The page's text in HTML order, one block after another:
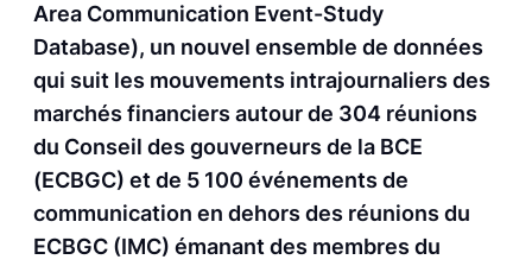
Area Communication Event-Study
Database), un nouvel ensemble de données
qui suit les mouvements intrajournaliers des
marchés financiers autour de 304 réunions
du Conseil des gouverneurs de la BCE
(ECBGC) et de 5 100 événements de
communication en dehors des réunions du
ECBGC (IMC) émanant des membres du